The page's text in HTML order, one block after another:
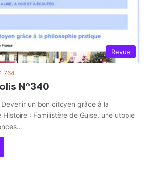
Revue
1 764
N°340
un bon citoyen grâce à la
: Familistère de Guise, une utopie